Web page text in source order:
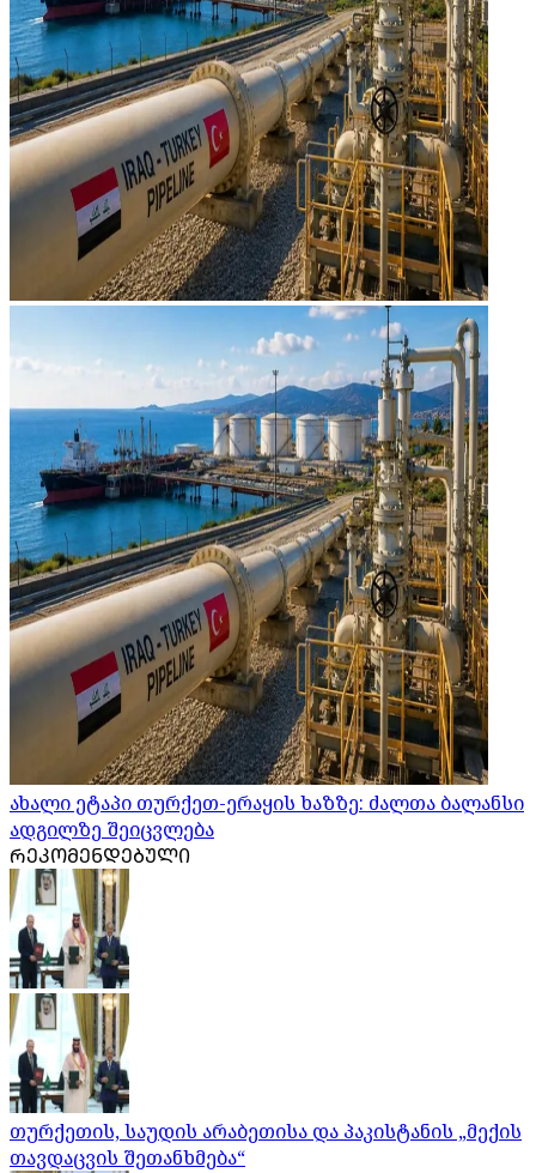
ახალი ეტაპი თურქეთ-ერაყის ხაზზე: ძალთა ბალანსი
ადგილზე შეიცვლება
ᲠᲔᲙᲝᲛᲔᲜᲓᲔᲑᲣᲚᲘ
თურქეთის, საუდის არაბეთისა და პაკისტანის „მექის
თავდაცვის შეთანხმება“